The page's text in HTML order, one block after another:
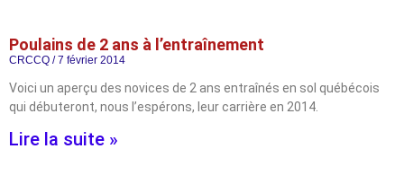
Poulains de 2 ans à l’entraînement
CRCCQ 7 février 2014
Voici un aperçu des novices de 2 ans entraînés en sol québécois
qui débuteront, nous l’espérons, leur carrière en 2014.
Lire la suite »